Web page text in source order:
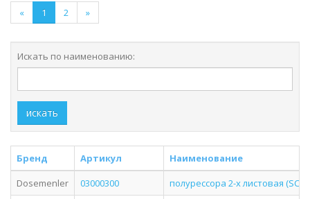
« 1 2 »
Искать по наименованию:
искать
Бренд Артикул
Наименование
Dosemenler
03000300
полурессора 2-х листовая (SCH